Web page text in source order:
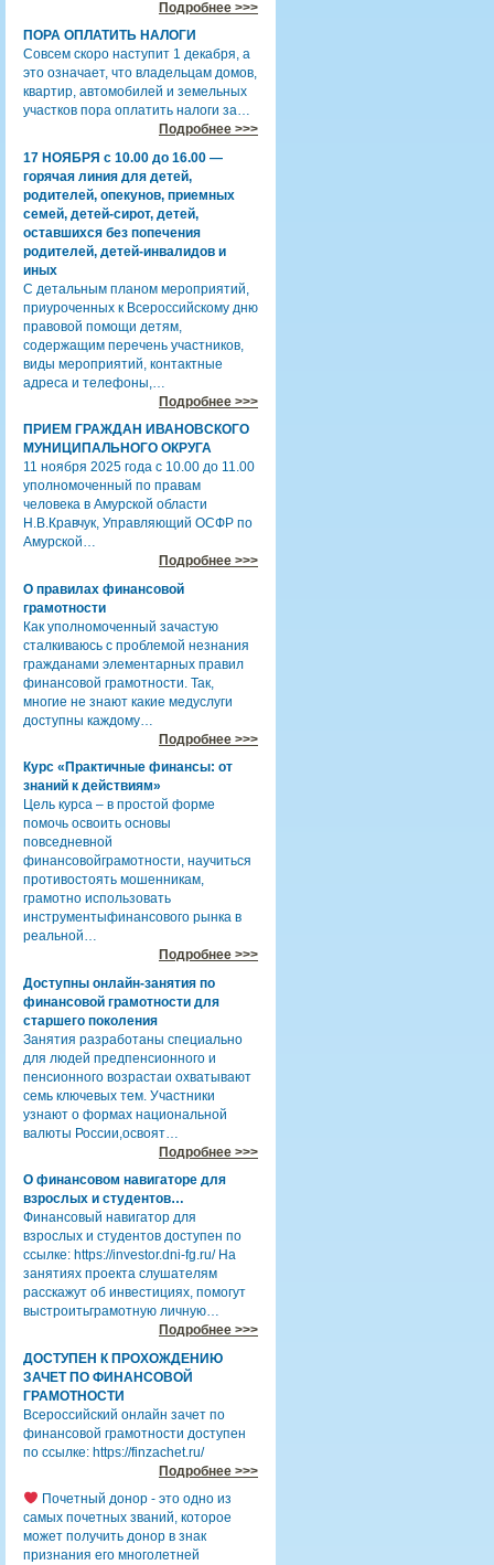
Подробнее >>>
ПОРА ОПЛАТИТЬ НАЛОГИ
Совсем скоро наступит 1 декабря, а
это означает, что владельцам домов,
квартир, автомобилей и земельных
участков пора оплатить налоги за…
Подробнее >>>
17 НОЯБРЯ с 10.00 до 16.00 —
горячая линия для детей,
родителей, опекунов, приемных
семей, детей-сирот, детей,
оставшихся без попечения
родителей, детей-инвалидов и
иных
С детальным планом мероприятий,
приуроченных к Всероссийскому дню
правовой помощи детям,
содержащим перечень участников,
виды мероприятий, контактные
адреса и телефоны,…
Подробнее >>>
ПРИЕМ ГРАЖДАН ИВАНОВСКОГО
МУНИЦИПАЛЬНОГО ОКРУГА
11 ноября 2025 года с 10.00 до 11.00
уполномоченный по правам
человека в Амурской области
Н.В.Кравчук, Управляющий ОСФР по
Амурской…
Подробнее >>>
О правилах финансовой
грамотности
Как уполномоченный зачастую
сталкиваюсь с проблемой незнания
гражданами элементарных правил
финансовой грамотности. Так,
многие не знают какие медуслуги
доступны каждому…
Подробнее >>>
Курс «Практичные финансы: от
знаний к действиям»
Цель курса – в простой форме
помочь освоить основы
повседневной
финансовойграмотности, научиться
противостоять мошенникам,
грамотно использовать
инструментыфинансового рынка в
реальной…
Подробнее >>>
Доступны онлайн-занятия по
финансовой грамотности для
старшего поколения
Занятия разработаны специально
для людей предпенсионного и
пенсионного возрастаи охватывают
семь ключевых тем. Участники
узнают о формах национальной
валюты России,освоят…
Подробнее >>>
О финансовом навигаторе для
взрослых и студентов…
Финансовый навигатор для
взрослых и студентов доступен по
ссылке: https://investor.dni-fg.ru/ На
занятиях проекта слушателям
расскажут об инвестициях, помогут
выстроитьграмотную личную…
Подробнее >>>
ДОСТУПЕН К ПРОХОЖДЕНИЮ
ЗАЧЕТ ПО ФИНАНСОВОЙ
ГРАМОТНОСТИ
Всероссийский онлайн зачет по
финансовой грамотности доступен
по ссылке: https://finzachet.ru/
Подробнее >>>
Почетный донор - это одно из
самых почетных званий, которое
может получить донор в знак
признания его многолетней